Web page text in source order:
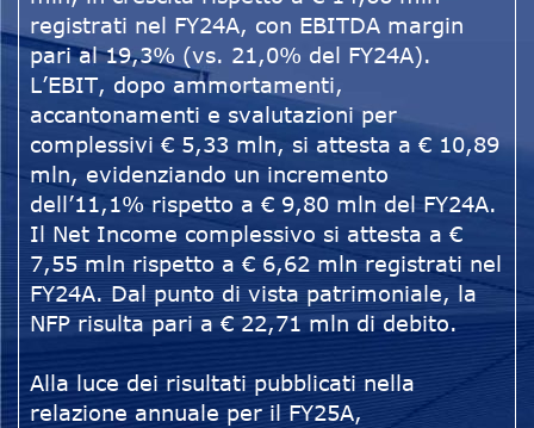
registrati nel FY24A, con EBITDA margin
pari al 19,3% (vs. 21,0% del FY24A).
L’EBIT, dopo ammortamenti,
accantonamenti e svalutazioni per
complessivi € 5,33 mln, si attesta a € 10,89
mln, evidenziando un incremento
dell’11,1% rispetto a € 9,80 mln del FY24A.
Il Net Income complessivo si attesta a €
7,55 mln rispetto a € 6,62 mln registrati nel
FY24A. Dal punto di vista patrimoniale, la
NFP risulta pari a € 22,71 mln di debito.
Alla luce dei risultati pubblicati nella
relazione annuale per il FY25A,